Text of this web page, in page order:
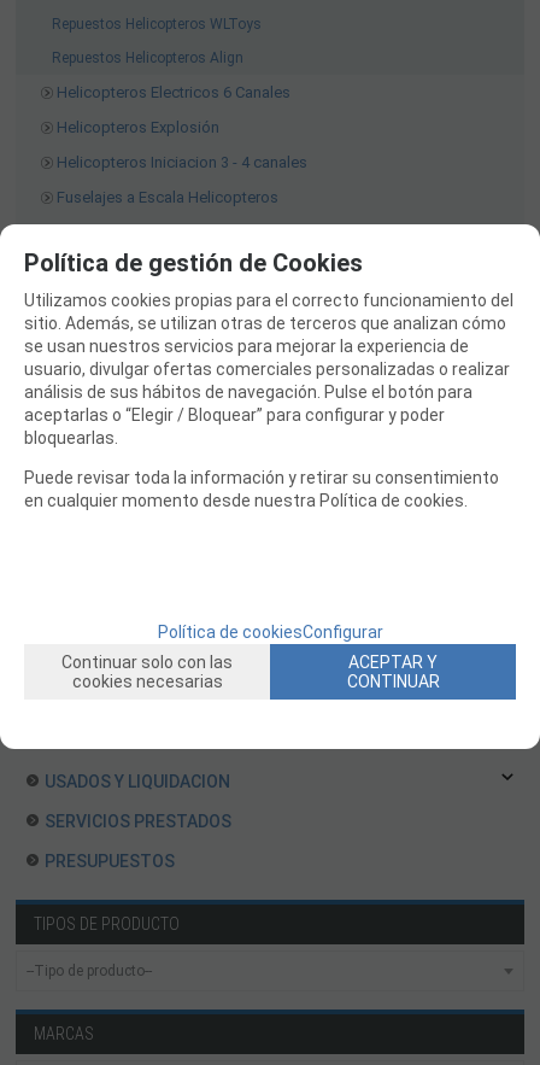
Repuestos Helicopteros WLToys
Repuestos Helicopteros Align
Helicopteros Electricos 6 Canales
Helicopteros Explosión
Helicopteros Iniciacion 3 - 4 canales
Fuselajes a Escala Helicopteros
Helicopteros a Turbina
EQUIPOS RC
BATERIAS Y CARGADORES
JUEGOS MESA, CONSTRUCCION, PUZZLES
FILAMENTO IMPRESORA 3D
CURSOS Y TALLERES
ROBOTICA Y GADGETS ELECTRÓNICOS
SLOT Y SCALEXTRIC
USADOS Y LIQUIDACION
SERVICIOS PRESTADOS
PRESUPUESTOS
TIPOS DE PRODUCTO
MARCAS
Política de gestión de Cookies
Utilizamos cookies propias para el correcto funcionamiento del
sitio. Además, se utilizan otras de terceros que analizan cómo
se usan nuestros servicios para mejorar la experiencia de
usuario, divulgar ofertas comerciales personalizadas o realizar
análisis de sus hábitos de navegación. Pulse el botón para
aceptarlas o “Elegir / Bloquear” para configurar y poder
bloquearlas.
Puede revisar toda la información y retirar su consentimiento
en cualquier momento desde nuestra Política de cookies.
Política de cookiesConfigurar
Continuar solo con las
cookies necesarias
ACEPTAR Y
CONTINUAR